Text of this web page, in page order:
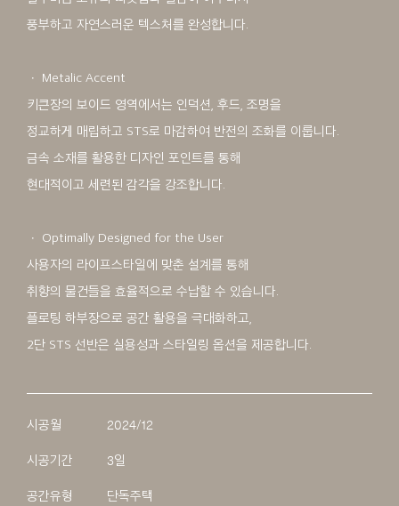
풍부하고 자연스러운 텍스처를 완성합니다.
ㆍ Metalic Accent
키큰장의 보이드 영역에서는 인덕션, 후드, 조명을
정교하게 매립하고 STS로 마감하여 반전의 조화를 이룹니다.
금속 소재를 활용한 디자인 포인트를 통해
현대적이고 세련된 감각을 강조합니다.
ㆍ Optimally Designed for the User
사용자의 라이프스타일에 맞춘 설계를 통해
취향의 물건들을 효율적으로 수납할 수 있습니다.
플로팅 하부장으로 공간 활용을 극대화하고,
2단 STS 선반은 실용성과 스타일링 옵션을 제공합니다.
시공월 2024/12
시공기간 3일
공간유형 단독주택